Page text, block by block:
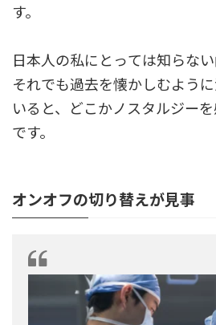
す。
日本人の私にとっては知らない
それでも過去を懐かしむよう
いると、どこかノスタルジー
です。
オンオフの切り替えが見事